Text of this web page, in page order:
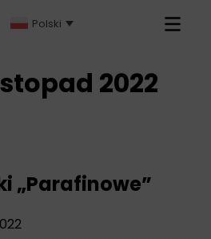
Polski
Primary
2022
„Parafinowe”